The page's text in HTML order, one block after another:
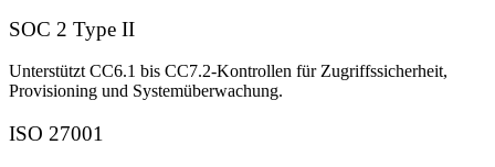
SOC 2 Type II
Unterstützt CC6.1 bis CC7.2-Kontrollen für Zugriffssicherheit,
Provisioning und Systemüberwachung.
ISO 27001